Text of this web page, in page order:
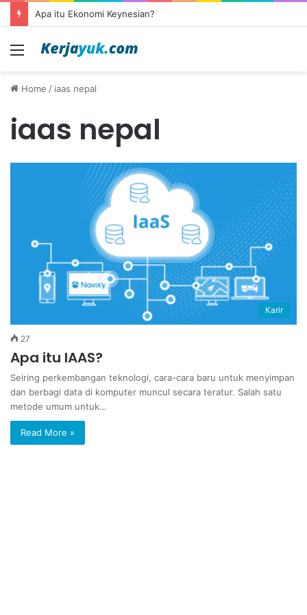
Apa itu Ekonomi Keynesian?
Menu
Home / iaas nepal
iaas nepal
Karir
27
Apa itu IAAS?
Seiring perkembangan teknologi, cara-cara baru untuk menyimpan
dan berbagi data di komputer muncul secara teratur. Salah satu
metode umum untuk…
Read More »